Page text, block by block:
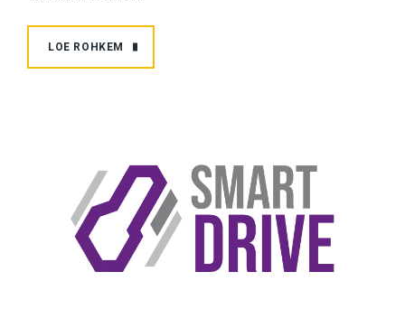
LOE ROHKEM